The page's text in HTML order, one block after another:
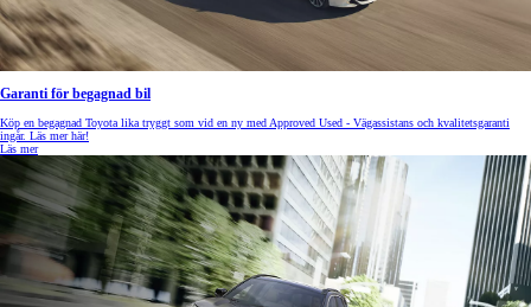
Garanti för begagnad bil
Köp en begagnad Toyota lika tryggt som vid en ny med Approved Used - Vägassistans och kvalitetsgaranti
ingår. Läs mer här!
Läs mer